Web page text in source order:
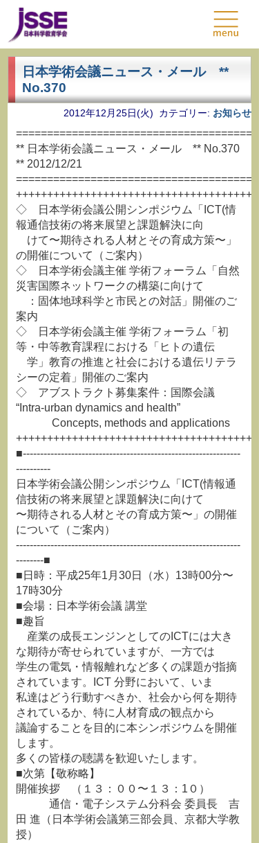
日本学術会議ニュース・メール **
No.370
2012年12月25日(火) カテゴリー: お知らせ
** 日本学術会議ニュース・メール ** No.370
** 2012/12/21
◇ 日本学術会議公開シンポジウム「ICT(情
報通信技術の将来展望と課題解決に向
けて〜期待される人材とその育成方策〜」
の開催について（ご案内）
◇ 日本学術会議主催 学術フォーラム「自然
災害国際ネットワークの構築に向けて
：固体地球科学と市民との対話」開催のご
案内
◇ 日本学術会議主催 学術フォーラム「初
等・中等教育課程における「ヒトの遺伝
学」教育の推進と社会における遺伝リテラ
シーの定着」開催のご案内
◇ アブストラクト募集案件：国際会議
“Intra-urban dynamics and health”
Concepts, methods and applications
■---------------------------------------------------------------
----------
日本学術会議公開シンポジウム「ICT(情報通
信技術の将来展望と課題解決に向けて
〜期待される人材とその育成方策〜」の開催
について（ご案内）
-----------------------------------------------------------------
--------■
■日時：平成25年1月30日（水）13時00分〜
17時30分
■会場：日本学術会議 講堂
■趣旨
産業の成長エンジンとしてのICTには大き
な期待が寄せられていますが、一方では
学生の電気・情報離れなど多くの課題が指摘
されています。ICT 分野において、いま
私達はどう行動すべきか、社会から何を期待
されているか、特に人材育成の観点から
議論することを目的に本シンポジウムを開催
します。
多くの皆様の聴講を歓迎いたします。
■次第【敬称略】
開催挨拶 （１３：００〜１３：1０）
通信・電子システム分科会 委員長 吉
田 進（日本学術会議第三部会員、京都大学教
授）